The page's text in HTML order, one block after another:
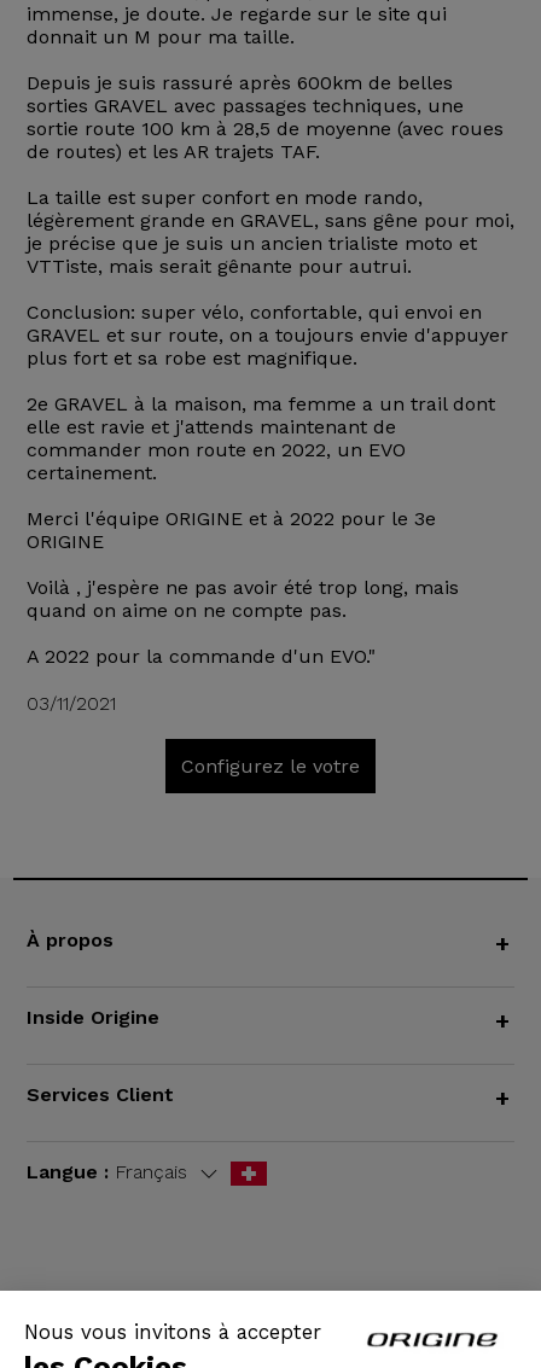
Nous vous invitons à accepter
immense, je doute. Je regarde sur le site qui
donnait un M pour ma taille.
Depuis je suis rassuré après 600km de belles
sorties GRAVEL avec passages techniques, une
sortie route 100 km à 28,5 de moyenne (avec roues
de routes) et les AR trajets TAF.
La taille est super confort en mode rando,
légèrement grande en GRAVEL, sans gêne pour moi,
je précise que je suis un ancien trialiste moto et
VTTiste, mais serait gênante pour autrui.
Conclusion: super vélo, confortable, qui envoi en
GRAVEL et sur route, on a toujours envie d'appuyer
plus fort et sa robe est magnifique.
2e GRAVEL à la maison, ma femme a un trail dont
elle est ravie et j'attends maintenant de
commander mon route en 2022, un EVO
certainement.
Merci l'équipe ORIGINE et à 2022 pour le 3e
ORIGINE
Voilà , j'espère ne pas avoir été trop long, mais
quand on aime on ne compte pas.
A 2022 pour la commande d'un EVO."
03/11/2021
Configurez le votre
À propos +
Inside Origine +
Services Client +
Langue : Français